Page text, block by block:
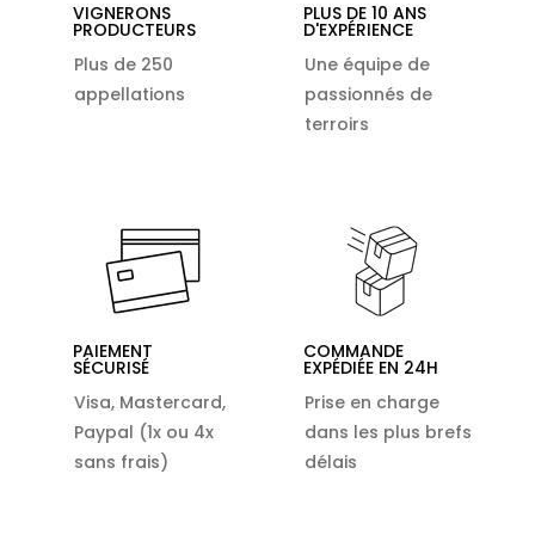
VIGNERONS
PRODUCTEURS
Plus de 250
appellations
PLUS DE 10 ANS
D'EXPÉRIENCE
Une équipe de
passionnés de
terroirs
PAIEMENT
SÉCURISÉ
Visa, Mastercard,
Paypal (1x ou 4x
sans frais)
COMMANDE
EXPÉDIÉE EN 24H
Prise en charge
dans les plus brefs
délais